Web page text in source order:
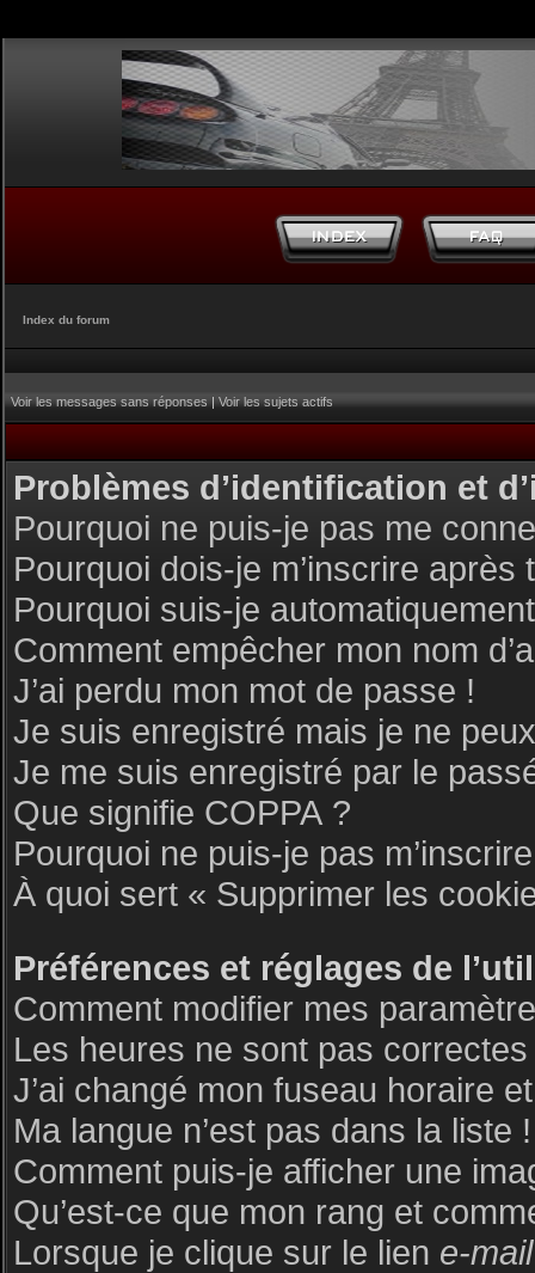
Index du forum
Voir les messages sans réponses|Voir les sujets actifs
Problèmes d’identification et
Pourquoi ne puis-je pas me
Pourquoi dois-je m’inscrire après
Pourquoi suis-je
Comment empêcher mon nom
J’ai perdu mon mot de passe !
Je suis enregistré mais je ne
Je me suis enregistré par le
Que signifie COPPA ?
Pourquoi ne puis-je pas
À quoi sert « Supprimer les
Préférences et réglages de
Comment modifier mes
Les heures ne sont pas correctes
J’ai changé mon fuseau horaire
Ma langue n’est pas dans la liste !
Comment puis-je afficher une
Qu’est-ce que mon rang et
Lorsque je clique sur le lien e-mail